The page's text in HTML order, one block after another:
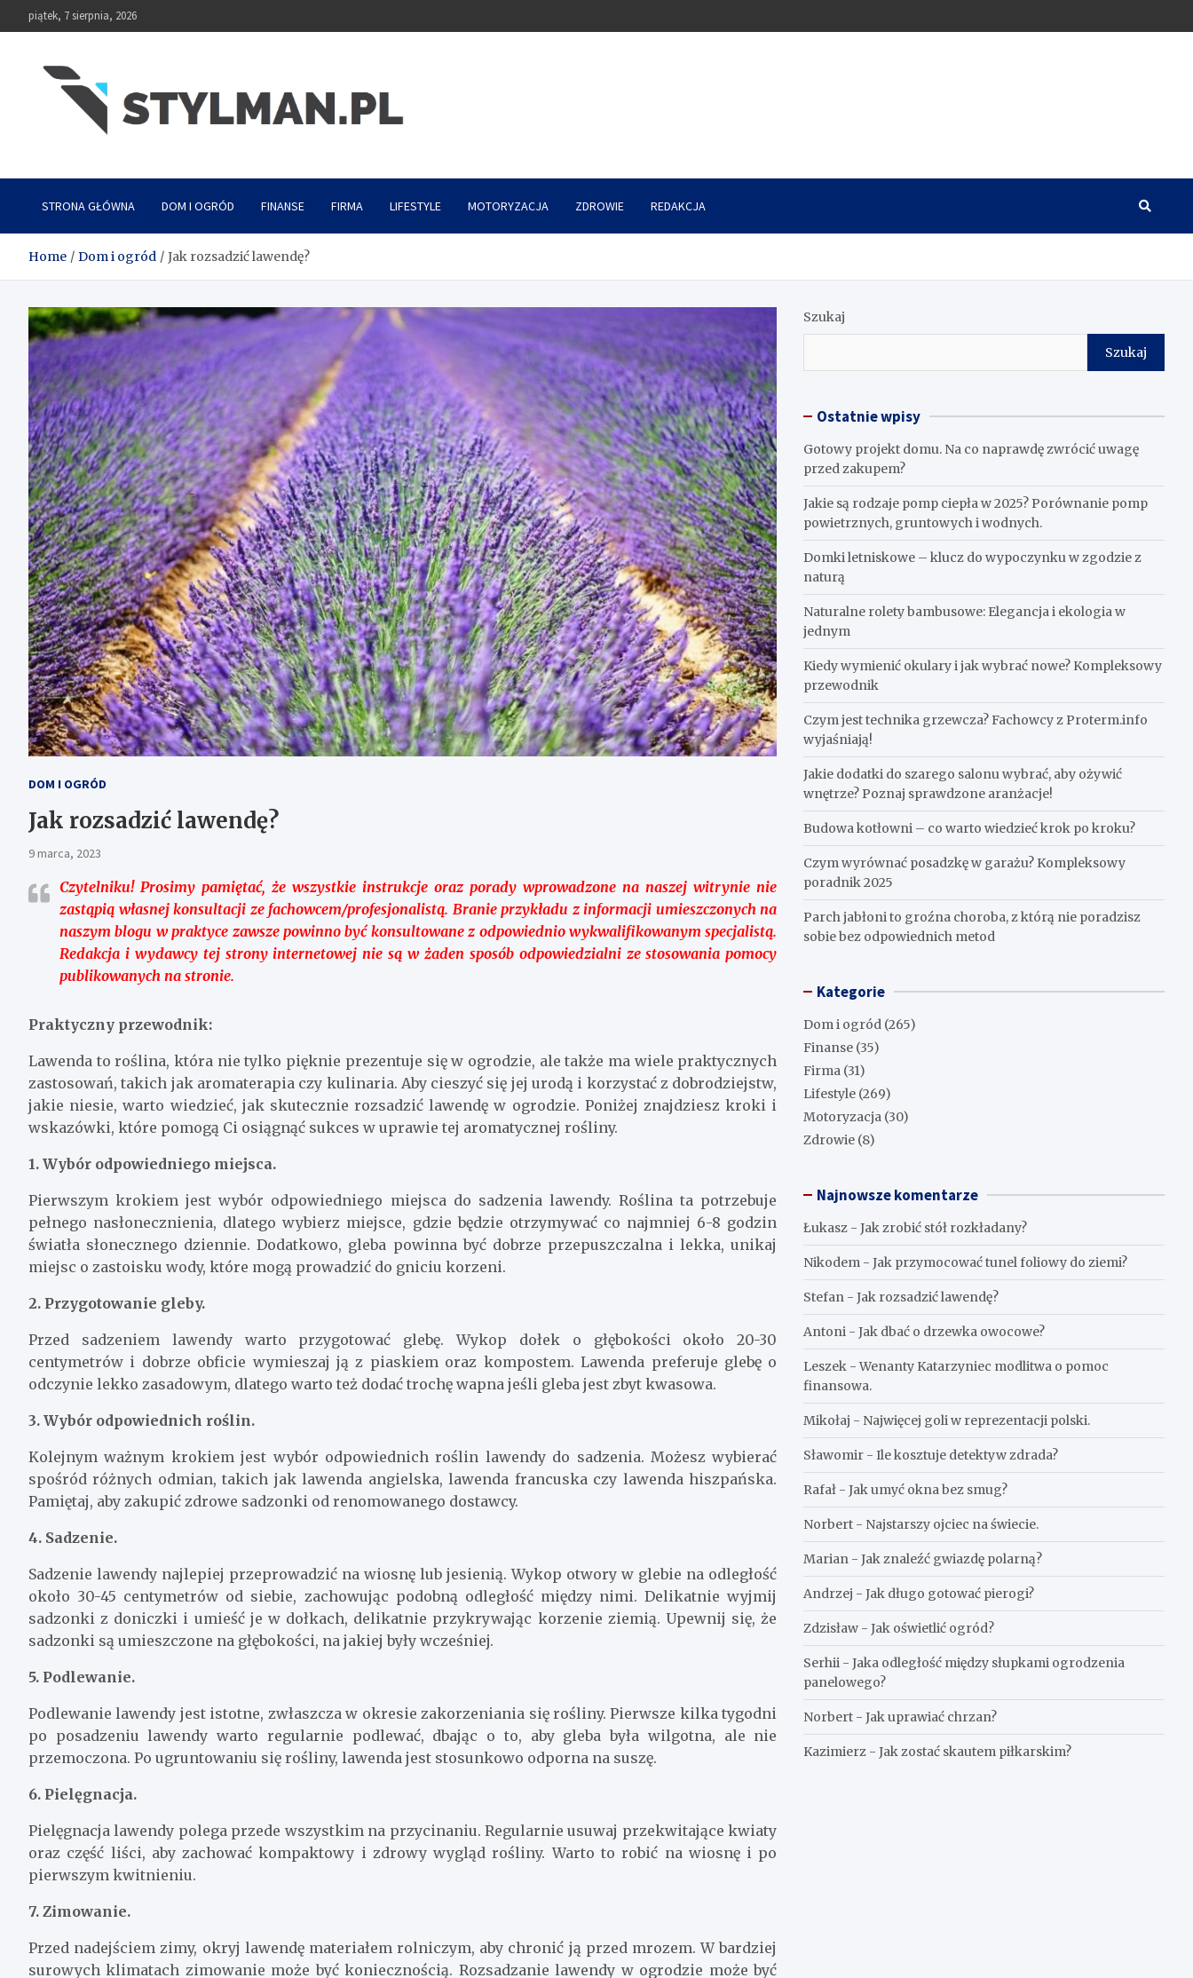
to
piątek, 7 sierpnia, 2026
Stylman
STRONA GŁÓWNA DOM I OGRÓD FINANSE FIRMA LIFESTYLE MOTORYZACJA ZDROWIE REDAKCJA
Home Dom i ogród Jak rozsadzić lawendę?
DOM I OGRÓD
Jak rozsadzić lawendę?
9 marca, 2023
Czytelniku!Prosimy pamiętać, że wszystkie instrukcje oraz porady wprowadzone na naszej witrynie nie
zastąpią własnej konsultacji ze fachowcem/profesjonalistą. Branie przykładu z informacji umieszczonych na
naszym blogu w praktyce zawsze powinno być konsultowane z odpowiednio wykwalifikowanym specjalistą.
Redakcja i wydawcy tej strony internetowej nie są w żaden sposób odpowiedzialni ze stosowania pomocy
publikowanych na stronie.
Praktyczny przewodnik:
Lawenda to roślina, która nie tylko pięknie prezentuje się w ogrodzie, ale także ma wiele praktycznych
zastosowań, takich jak aromaterapia czy kulinaria. Aby cieszyć się jej urodą i korzystać z dobrodziejstw,
jakie niesie, warto wiedzieć, jak skutecznie rozsadzić lawendę w ogrodzie. Poniżej znajdziesz kroki i
wskazówki, które pomogą Ci osiągnąć sukces w uprawie tej aromatycznej rośliny.
1. Wybór odpowiedniego miejsca.
Pierwszym krokiem jest wybór odpowiedniego miejsca do sadzenia lawendy. Roślina ta potrzebuje
pełnego nasłonecznienia, dlatego wybierz miejsce, gdzie będzie otrzymywać co najmniej 6-8 godzin
światła słonecznego dziennie. Dodatkowo, gleba powinna być dobrze przepuszczalna i lekka, unikaj
miejsc o zastoisku wody, które mogą prowadzić do gniciu korzeni.
2. Przygotowanie gleby.
Przed sadzeniem lawendy warto przygotować glebę. Wykop dołek o głębokości około 20-30
centymetrów i dobrze obficie wymieszaj ją z piaskiem oraz kompostem. Lawenda preferuje glebę o
odczynie lekko zasadowym, dlatego warto też dodać trochę wapna jeśli gleba jest zbyt kwasowa.
3. Wybór odpowiednich roślin.
Kolejnym ważnym krokiem jest wybór odpowiednich roślin lawendy do sadzenia. Możesz wybierać
spośród różnych odmian, takich jak lawenda angielska, lawenda francuska czy lawenda hiszpańska.
Pamiętaj, aby zakupić zdrowe sadzonki od renomowanego dostawcy.
4. Sadzenie.
Sadzenie lawendy najlepiej przeprowadzić na wiosnę lub jesienią. Wykop otwory w glebie na odległość
około 30-45 centymetrów od siebie, zachowując podobną odległość między nimi. Delikatnie wyjmij
sadzonki z doniczki i umieść je w dołkach, delikatnie przykrywając korzenie ziemią. Upewnij się, że
sadzonki są umieszczone na głębokości, na jakiej były wcześniej.
5. Podlewanie.
Podlewanie lawendy jest istotne, zwłaszcza w okresie zakorzeniania się rośliny. Pierwsze kilka tygodni
po posadzeniu lawendy warto regularnie podlewać, dbając o to, aby gleba była wilgotna, ale nie
przemoczona. Po ugruntowaniu się rośliny, lawenda jest stosunkowo odporna na suszę.
6. Pielęgnacja.
Pielęgnacja lawendy polega przede wszystkim na przycinaniu. Regularnie usuwaj przekwitające kwiaty
oraz część liści, aby zachować kompaktowy i zdrowy wygląd rośliny. Warto to robić na wiosnę i po
pierwszym kwitnieniu.
7. Zimowanie.
Przed nadejściem zimy, okryj lawendę materiałem rolniczym, aby chronić ją przed mrozem. W bardziej
surowych klimatach zimowanie może być koniecznością. Rozsadzanie lawendy w ogrodzie może być
Szukaj
Szukaj
Ostatnie wpisy
Gotowy projekt domu. Na co naprawdę zwrócić uwagę
przed zakupem?
Jakie są rodzaje pomp ciepła w 2025? Porównanie pomp
powietrznych, gruntowych i wodnych.
Domki letniskowe – klucz do wypoczynku w zgodzie z
naturą
Naturalne rolety bambusowe: Elegancja i ekologia w
jednym
Kiedy wymienić okulary i jak wybrać nowe? Kompleksowy
przewodnik
Czym jest technika grzewcza? Fachowcy z Proterm.info
wyjaśniają!
Jakie dodatki do szarego salonu wybrać, aby ożywić
wnętrze? Poznaj sprawdzone aranżacje!
Budowa kotłowni – co warto wiedzieć krok po kroku?
Czym wyrównać posadzkę w garażu? Kompleksowy
poradnik 2025
Parch jabłoni to groźna choroba, z którą nie poradzisz
sobie bez odpowiednich metod
Kategorie
Dom i ogród (265)
Finanse (35)
Firma (31)
Lifestyle (269)
Motoryzacja (30)
Zdrowie (8)
Najnowsze komentarze
Łukasz -Jak zrobić stół rozkładany?
Nikodem -Jak przymocować tunel foliowy do ziemi?
Stefan -Jak rozsadzić lawendę?
Antoni -Jak dbać o drzewka owocowe?
Leszek -Wenanty Katarzyniec modlitwa o pomoc
finansowa.
Mikołaj - Najwięcej goli w reprezentacji polski.
Sławomir -Ile kosztuje detektyw zdrada?
Rafał -Jak umyć okna bez smug?
Norbert - Najstarszy ojciec na świecie.
Marian -Jak znaleźć gwiazdę polarną?
Andrzej -Jak długo gotować pierogi?
Zdzisław -Jak oświetlić ogród?
Serhii -Jaka odległość między słupkami ogrodzenia
panelowego?
Norbert -Jak uprawiać chrzan?
Kazimierz -Jak zostać skautem piłkarskim?